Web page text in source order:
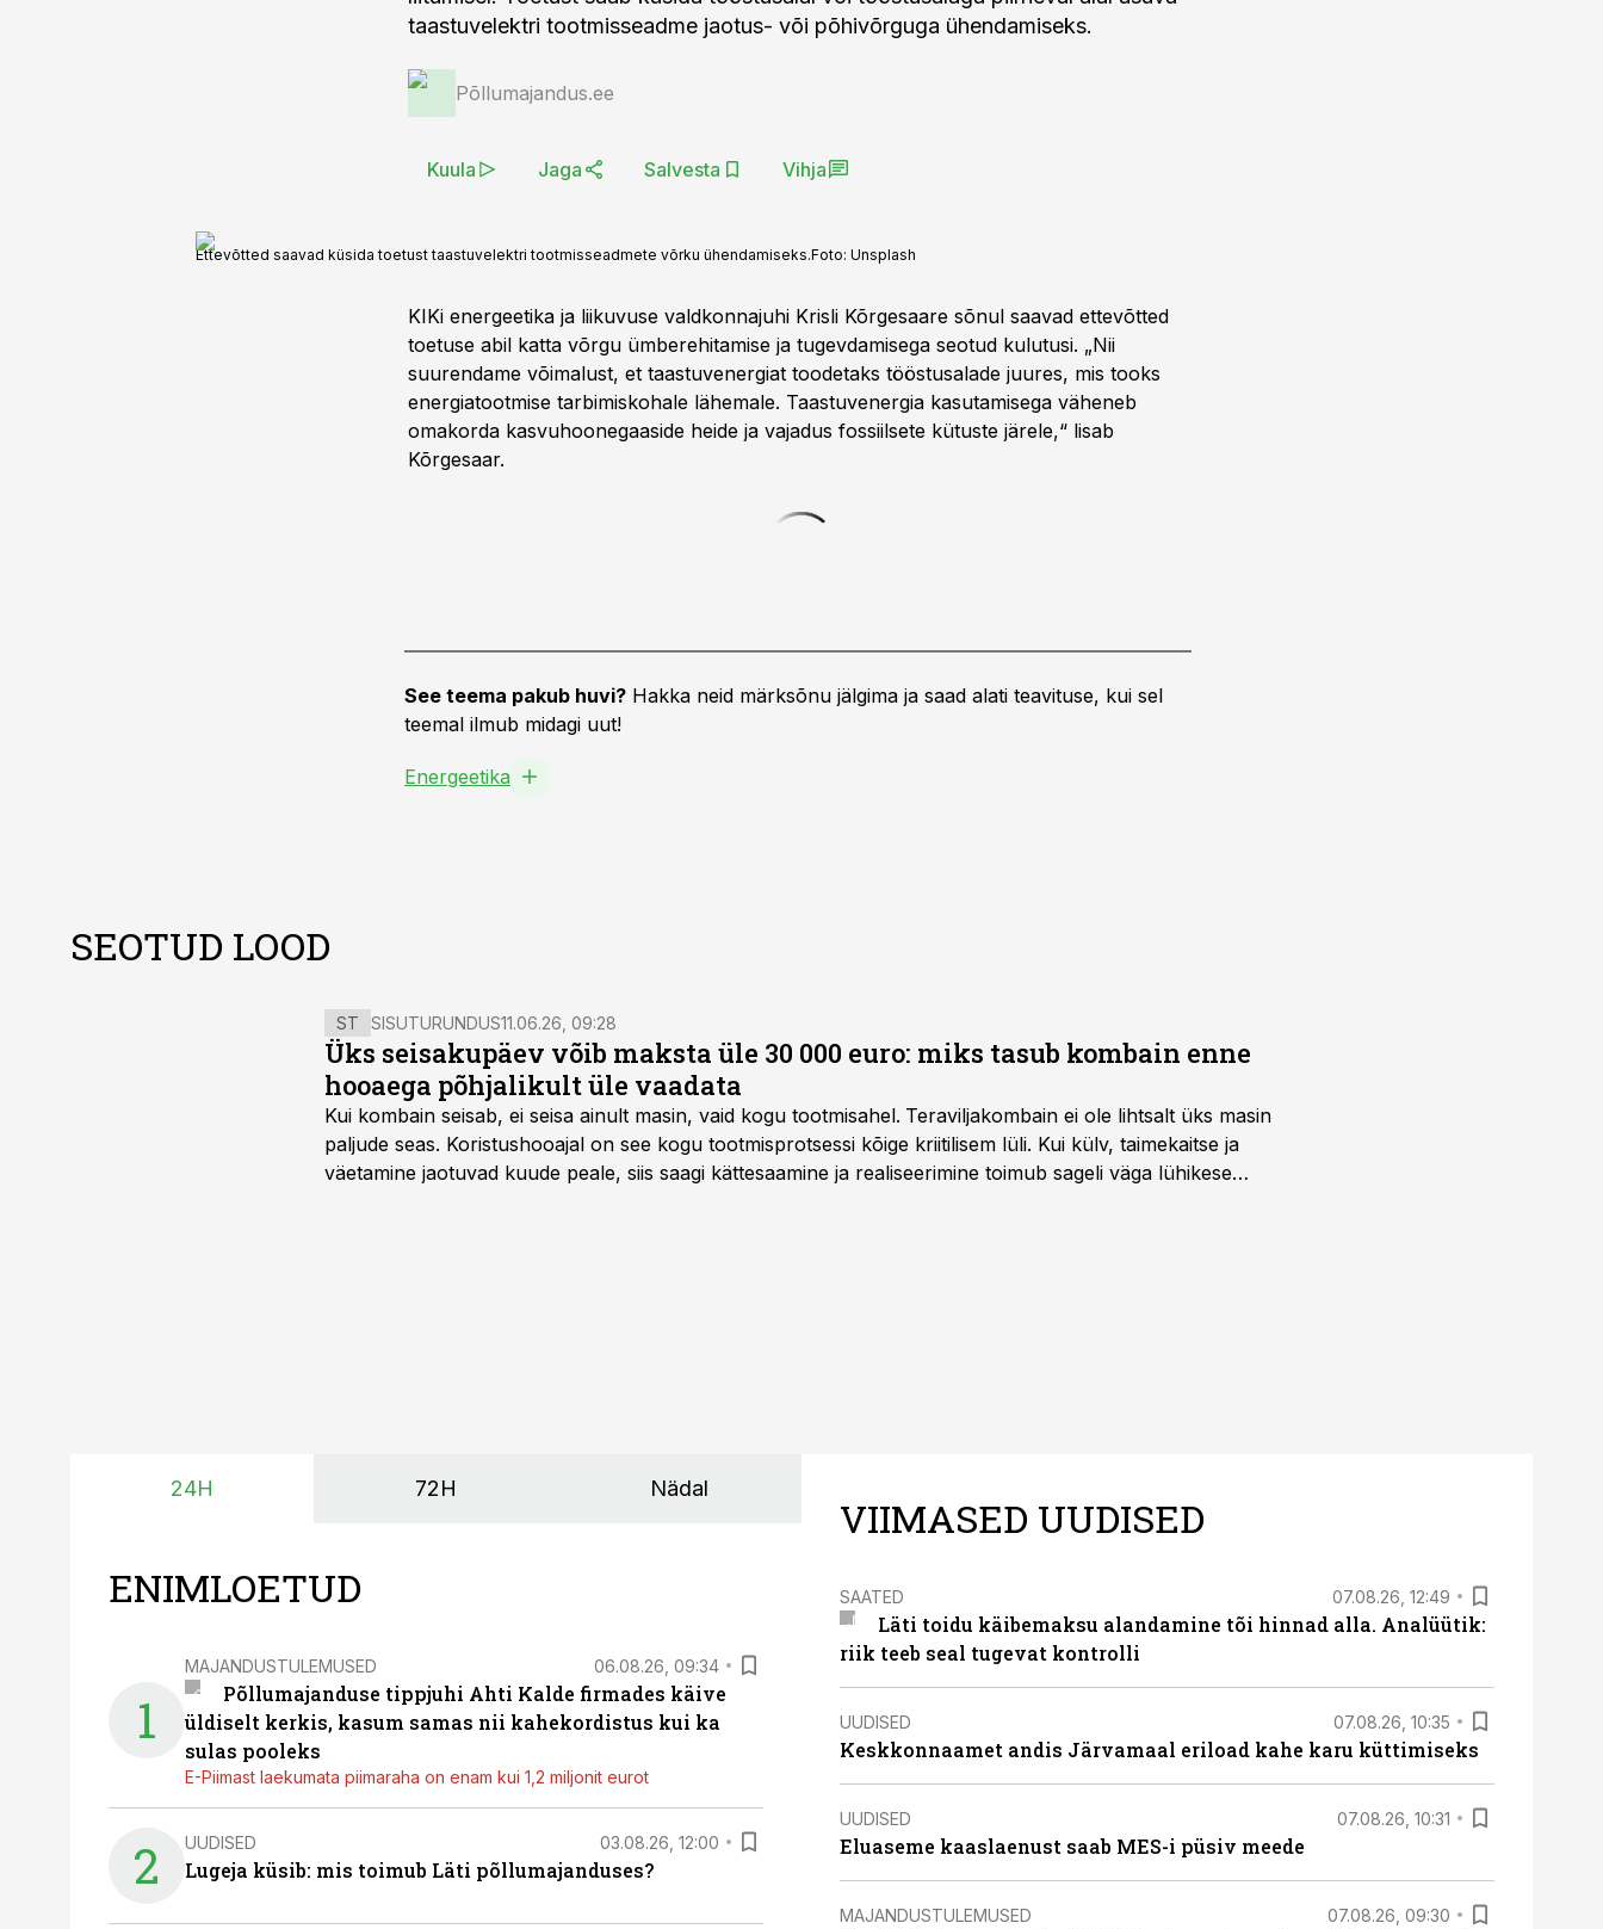
taastuvelektri tootmisseadme jaotus- või põhivõrguga ühendamiseks.
Põllumajandus.ee
Kuula Jaga Salvesta Vihja
Ettevõtted saavad küsida toetust taastuvelektri tootmisseadmete võrku ühendamiseks.Foto: Unsplash
KIKi energeetika ja liikuvuse valdkonnajuhi Krisli Kõrgesaare sõnul saavad ettevõtted
toetuse abil katta võrgu ümberehitamise ja tugevdamisega seotud kulutusi. „Nii
suurendame võimalust, et taastuvenergiat toodetaks tööstusalade juures, mis tooks
energiatootmise tarbimiskohale lähemale. Taastuvenergia kasutamisega väheneb
omakorda kasvuhoonegaaside heide ja vajadus fossiilsete kütuste järele,“ lisab
Kõrgesaar.
See teema pakub huvi? Hakka neid märksõnu jälgima ja saad alati teavituse, kui sel
teemal ilmub midagi uut!
Energeetika
SEOTUD LOOD
ST SISUTURUNDUS11.06.26, 09:28
Üks seisakupäev võib maksta üle 30 000 euro: miks tasub kombain enne
hooaega põhjalikult üle vaadata
Kui kombain seisab, ei seisa ainult masin, vaid kogu tootmisahel. Teraviljakombain ei ole lihtsalt üks masin
paljude seas. Koristushooajal on see kogu tootmisprotsessi kõige kriitilisem lüli. Kui külv, taimekaitse ja
väetamine jaotuvad kuude peale, siis saagi kättesaamine ja realiseerimine toimub sageli väga lühikese
24H 72H Nädal
ENIMLOETUD
1
MAJANDUSTULEMUSED 06.08.26, 09:34
Põllumajanduse tippjuhi Ahti Kalde firmades käive
üldiselt kerkis, kasum samas nii kahekordistus kui ka
sulas pooleks
E-Piimast laekumata piimaraha on enam kui 1,2 miljonit eurot
2 UUDISED 03.08.26, 12:00
Lugeja küsib: mis toimub Läti põllumajanduses?
VIIMASED UUDISED
SAATED 07.08.26, 12:49
Läti toidu käibemaksu alandamine tõi hinnad alla. Analüütik:
riik teeb seal tugevat kontrolli
UUDISED 07.08.26, 10:35
Keskkonnaamet andis Järvamaal eriload kahe karu küttimiseks
UUDISED 07.08.26, 10:31
Eluaseme kaaslaenust saab MES-i püsiv meede
MAJANDUSTULEMUSED 07.08.26, 09:30